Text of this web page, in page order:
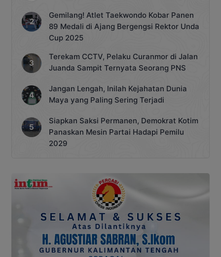
Gemilang! Atlet Taekwondo Kobar Panen
89 Medali di Ajang Bergengsi Rektor Unda
Cup 2025
Terekam CCTV, Pelaku Curanmor di Jalan
Juanda Sampit Ternyata Seorang PNS
Jangan Lengah, Inilah Kejahatan Dunia
Maya yang Paling Sering Terjadi
Siapkan Saksi Permanen, Demokrat Kotim
Panaskan Mesin Partai Hadapi Pemilu
2029